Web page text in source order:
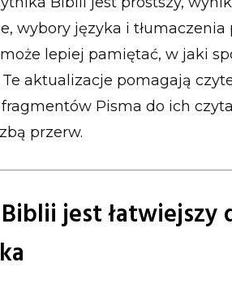
wybory języka i tłumaczenia
lepiej pamiętać, w jaki
aktualizacje pomagają
Pisma do ich
przerw.
jest łatwiejszy